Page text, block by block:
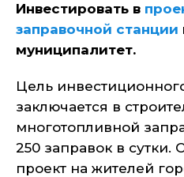
Инвестировать в
заправочной станции
муниципалитет.
Цель
заключается в
многотопливной
250 заправок в сутки.
проект на жителей